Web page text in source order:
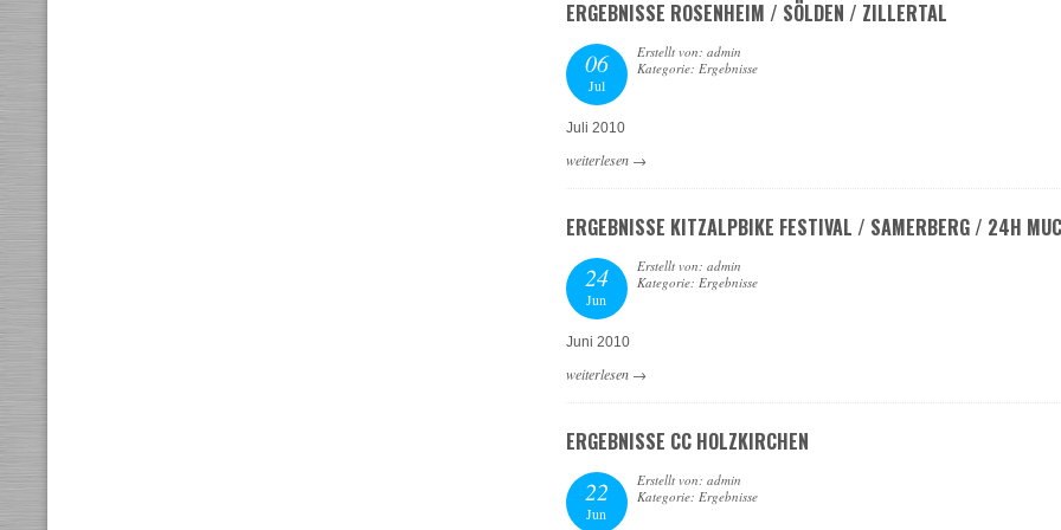
ERGEBNISSE ROSENHEIM / SÖLDEN / ZILLERTAL
06
Jul
Erstellt von: admin
Kategorie: Ergebnisse
Juli 2010
weiterlesen→
ERGEBNISSE KITZALPBIKE FESTIVAL / SAMERBERG / 24H MUC
24
Jun
Erstellt von: admin
Kategorie: Ergebnisse
Juni 2010
weiterlesen→
ERGEBNISSE CC HOLZKIRCHEN
22
Jun
Erstellt von: admin
Kategorie: Ergebnisse